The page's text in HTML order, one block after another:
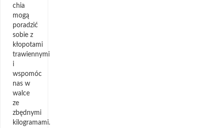
chia
mogą
poradzić
sobie z
kłopotami
trawiennymi
i
wspomóc
nas w
walce
ze
zbędnymi
kilogramami.